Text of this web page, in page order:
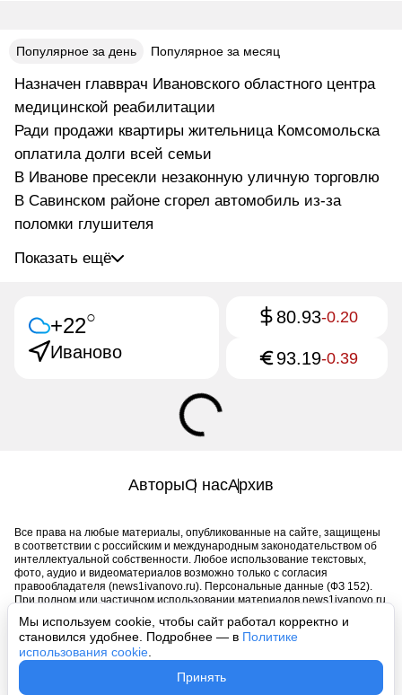
Мы используем cookie, чтобы сайт работал корректно и
становился удобнее. Подробнее — в Политике
использования cookie
Принять
Популярное за день Популярное за месяц
Назначен главврач Ивановского областного центра
медицинской реабилитации
Ради продажи квартиры жительница Комсомольска
оплатила долги всей семьи
В Иванове пресекли незаконную уличную торговлю
В Савинском районе сгорел автомобиль из-за
поломки глушителя
Показать ещё
+22○
Иваново
80.93-0.20
93.19-0.39
АвторыО насАрхив
Все права на любые материалы, опубликованные на сайте, защищены
в соответствии с российским и международным законодательством об
интеллектуальной собственности. Любое использование текстовых,
фото, аудио и видеоматериалов возможно только с согласия
правообладателя (news1ivanovo.ru). Персональные данные (ФЗ 152).
При полном или частичном использовании материалов news1ivanovo.ru
обязательна. Запрещено для детей. Оригинал текста:
https://news1ivanovo.ru/
Пользовательское соглашение